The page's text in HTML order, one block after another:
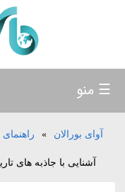
آوای بورالان »
آشنایی با جاذبه های
☰ منو